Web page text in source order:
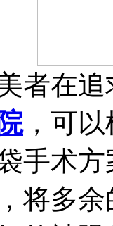
在追
，可以
手术
将多